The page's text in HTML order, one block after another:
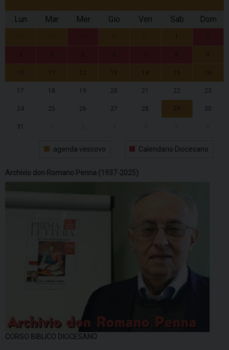
Lun Mar Mer Gio Ven Sab Dom
1 2
3 4 5 6 7 8 9
10 11 12 13 14 15 16
17 18 19 20 21 22 23
24 25 26 27 28 29 30
31
agenda vescovo Calendario Diocesano
Archivio don Romano Penna (1937-2025)
CORSO BIBLICO DIOCESANO